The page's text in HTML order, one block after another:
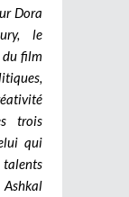
Dora
le
film
trois
qui
Ashkal